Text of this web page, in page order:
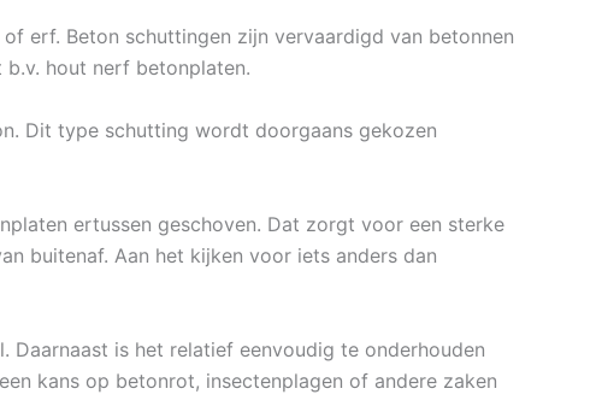
erf. Beton schuttingen zijn vervaardigd van betonnen
hout nerf betonplaten.
Dit type schutting wordt doorgaans gekozen
ertussen geschoven. Dat zorgt voor een sterke
buitenaf. Aan het kijken voor iets anders dan
Daarnaast is het relatief eenvoudig te onderhouden
kans op betonrot, insectenplagen of andere zaken